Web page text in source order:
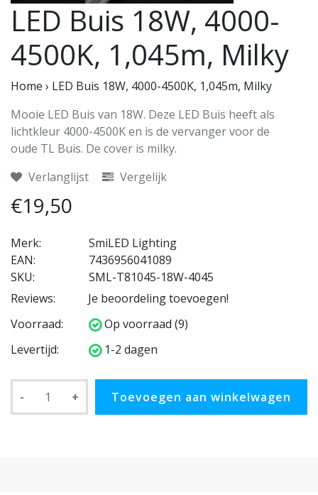
LED Buis 18W, 4000-
4500K, 1,045m, Milky
Home › LED Buis 18W, 4000-4500K, 1,045m, Milky
Mooie LED Buis van 18W. Deze LED Buis heeft als
lichtkleur 4000-4500K en is de vervanger voor de
oude TL Buis. De cover is milky.
Verlanglijst
Vergelijk
€19,50
Merk:
SmiLED Lighting
EAN:
7436956041089
SKU:
SML-T81045-18W-4045
Reviews:
Je beoordeling toevoegen!
Voorraad:
Op voorraad (9)
Levertijd:
1-2 dagen
- + Toevoegen aan winkelwagen